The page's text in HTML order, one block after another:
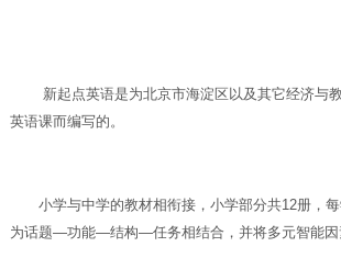
新起点英语是为北京市海淀区以及其它经济与
英语课而编写的。
小学与中学的教材相衔接，小学部分共12册，
为话题—功能—结构—任务相结合，并将多元智能因